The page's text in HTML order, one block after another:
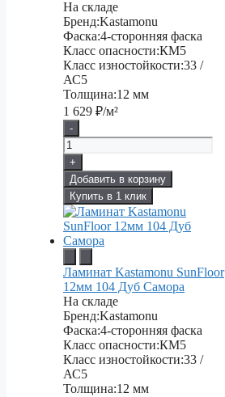
На складе
Бренд:Kastamonu
Фаска:4-сторонняя фаска
Класс опасности:КМ5
Класс изностойкости:33 /
АС5
Толщина:12 мм
1 629 ₽/м²
-
+
Добавить в корзину
Купить в 1 клик
Ламинат Kastamonu SunFloor
12мм 104 Дуб Самора
На складе
Бренд:Kastamonu
Фаска:4-сторонняя фаска
Класс опасности:КМ5
Класс изностойкости:33 /
АС5
Толщина:12 мм